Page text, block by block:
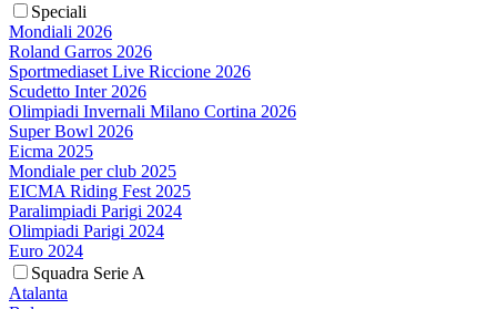
Speciali
Mondiali 2026
Roland Garros 2026
Sportmediaset Live Riccione 2026
Scudetto Inter 2026
Olimpiadi Invernali Milano Cortina 2026
Super Bowl 2026
Eicma 2025
Mondiale per club 2025
EICMA Riding Fest 2025
Paralimpiadi Parigi 2024
Olimpiadi Parigi 2024
Euro 2024
Squadra Serie A
Atalanta